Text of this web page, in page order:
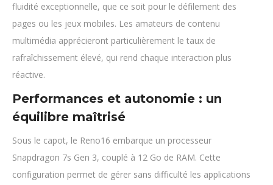
fluidité exceptionnelle, que ce soit pour le défilement des
pages ou les jeux mobiles. Les amateurs de contenu
multimédia apprécieront particulièrement le taux de
rafraîchissement élevé, qui rend chaque interaction plus
réactive.
Performances et autonomie : un
équilibre maîtrisé
Sous le capot, le Reno16 embarque un processeur
Snapdragon 7s Gen 3, couplé à 12 Go de RAM. Cette
configuration permet de gérer sans difficulté les applications